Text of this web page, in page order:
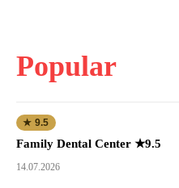
Popular
★ 9.5
Family Dental Center ★9.5
14.07.2026